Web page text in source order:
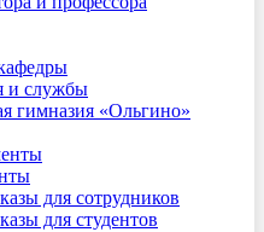
и службы
гимназия «Ольгино»
для сотрудников
для студентов